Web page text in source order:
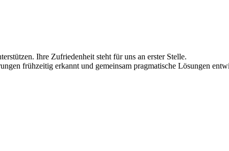
Ihre Zufriedenheit steht für uns an erster Stelle.
frühzeitig erkannt und gemeinsam pragmatische Lösungen